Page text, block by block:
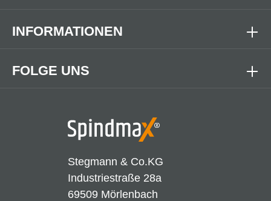
Stegmann & Co.KG
Industriestraße 28a
69509 Mörlenbach
FOLGE UNS
INFORMATIONEN